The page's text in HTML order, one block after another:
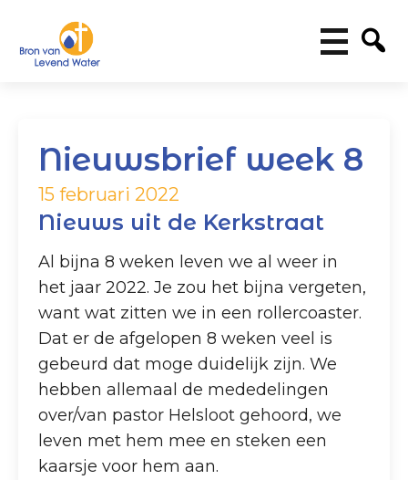
Nieuwsbrief week 8
15 februari 2022
Nieuws uit de Kerkstraat
Al bijna 8 weken leven we al weer in
het jaar 2022. Je zou het bijna vergeten,
want wat zitten we in een rollercoaster.
Dat er de afgelopen 8 weken veel is
gebeurd dat moge duidelijk zijn. We
hebben allemaal de mededelingen
over/van pastor Helsloot gehoord, we
leven met hem mee en steken een
kaarsje voor hem aan.